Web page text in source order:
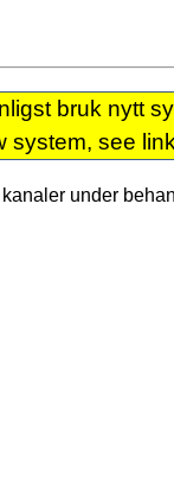
bruk nytt
system, see
under